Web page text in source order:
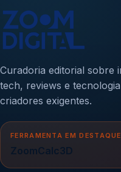
Curadoria editorial sobre
tech, reviews e
criadores exigentes.
FERRAMENTA EM DESTAQUE
ZoomCalc3D